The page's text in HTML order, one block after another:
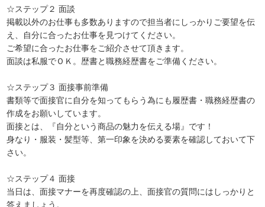
☆ステップ２ 面談
掲載以外のお仕事も多数ありますので担当者にしっかりご要望を伝
え、自分に合ったお仕事を見つけてください。
ご希望に合ったお仕事をご紹介させて頂きます。
面談は私服でＯＫ。歴書と職務経歴書をご準備ください。
☆ステップ３ 面接事前準備
書類等で面接官に自分を知ってもらう為にも履歴書・職務経歴書の
作成をお願いしています。
面接とは、『自分という商品の魅力を伝える場』です！
身なり・服装・髪型等、第一印象を決める要素を確認しておいて下
さい。
☆ステップ４ 面接
当日は、面接マナーを再度確認の上、面接官の質問にはしっかりと
答えましょう。